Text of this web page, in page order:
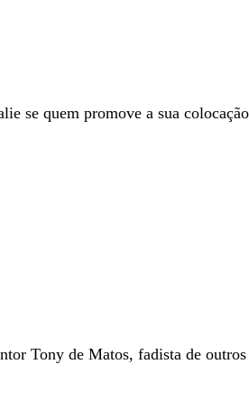
se quem promove a sua
Tony de Matos, fadista de